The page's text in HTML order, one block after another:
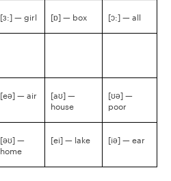
[ɜ:] — girl [ɒ] — box [ɔ:] — all
[eə] — air
[aʊ] —
house
[ʊə] —
poor
[əʊ] —
home
[ei] — lake [iə] — ear